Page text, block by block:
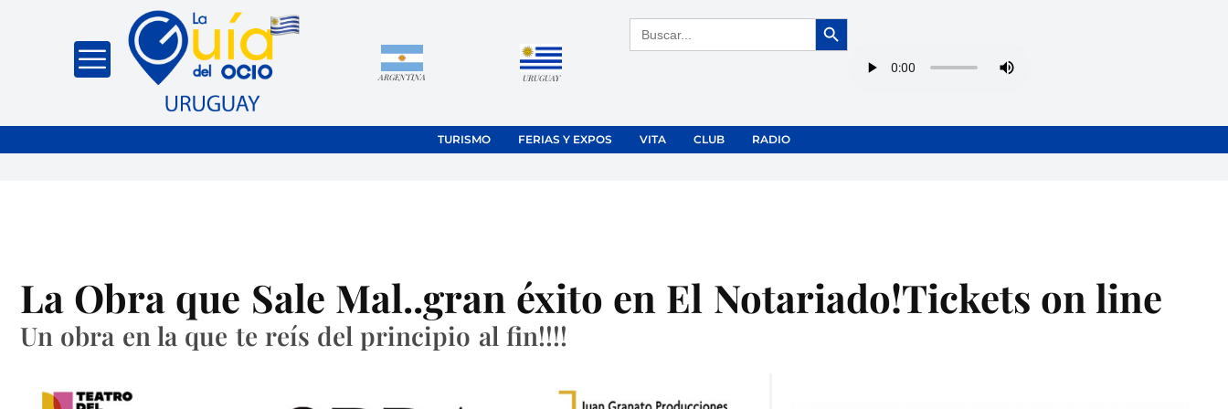
ARGENTINA URUGUAY
Buscar: Botón de búsqueda
TURISMO FERIAS Y EXPOS VITA CLUB RADIO
La Obra que Sale Mal..gran éxito en El Notariado!Tickets on line
Un obra en la que te reís del principio al fin!!!!